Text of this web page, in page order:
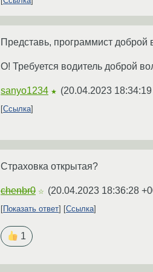
Представь, программист доброй
О! Требуется водитель доброй
sanyo1234 ★ (20.04.2023
Ссылка
Страховка открытая?
chenbr0 ☆ (20.04.2023 18:36:28
Показать ответ Ссылка
1